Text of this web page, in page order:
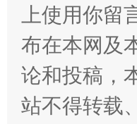
扯下公款旅游
上使用你
布在本网及
论和投稿，
站不得转载